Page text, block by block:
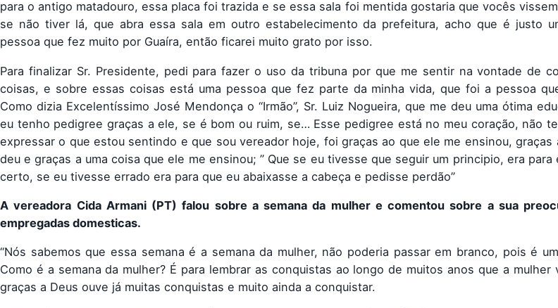
para o antigo matadouro, essa placa foi trazida e se essa sala foi mentida gostaria que vocês
se não tiver lá, que abra essa sala em outro estabelecimento da prefeitura, acho que é justo
pessoa que fez muito por Guaíra, então ficarei muito grato por isso.
Para finalizar Sr. Presidente, pedi para fazer o uso da tribuna por que me sentir na vontade de
coisas, e sobre essas coisas está uma pessoa que fez parte da minha vida, que foi a pessoa
Como dizia Excelentíssimo José Mendonça o “Irmão”, Sr. Luiz Nogueira, que me deu uma ótima
eu tenho pedigree graças a ele, se é bom ou ruim, se… Esse pedigree está no meu coração, não
expressar o que estou sentindo e que sou vereador hoje, foi graças ao que ele me ensinou, graças
deu e graças a uma coisa que ele me ensinou; ” Que se eu tivesse que seguir um principio, era
certo, se eu tivesse errado era para que eu abaixasse a cabeça e pedisse perdão”
A vereadora Cida Armani (PT) falou sobre a semana da mulher e comentou sobre a sua
empregadas domesticas.
“Nós sabemos que essa semana é a semana da mulher, não poderia passar em branco, pois é
Como é a semana da mulher? É para lembrar as conquistas ao longo de muitos anos que a mulher
graças a Deus ouve já muitas conquistas e muito ainda a conquistar.